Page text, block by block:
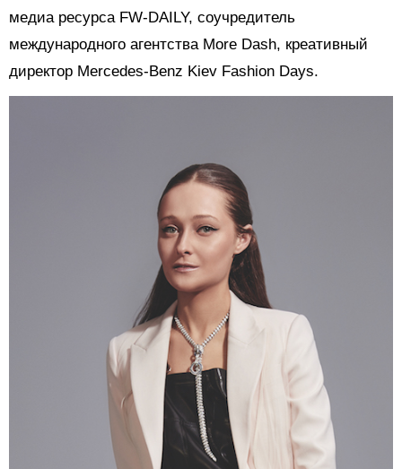
медиа ресурса FW-DAILY, соучредитель
международного агентства More Dash, креативный
директор Mercedes-Benz Kiev Fashion Days.